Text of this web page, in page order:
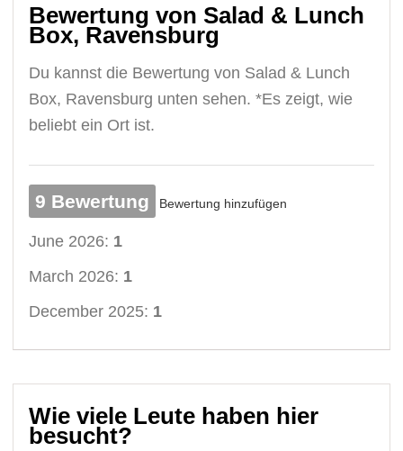
Bewertung von Salad & Lunch
Box, Ravensburg
Du kannst die Bewertung von Salad & Lunch
Box, Ravensburg unten sehen. *Es zeigt, wie
beliebt ein Ort ist.
9 Bewertung Bewertung hinzufügen
June 2026: 1
March 2026: 1
December 2025: 1
Wie viele Leute haben hier
besucht?